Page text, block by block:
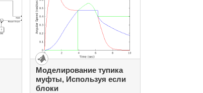
Моделирование тупика
муфты, Используя если
блоки